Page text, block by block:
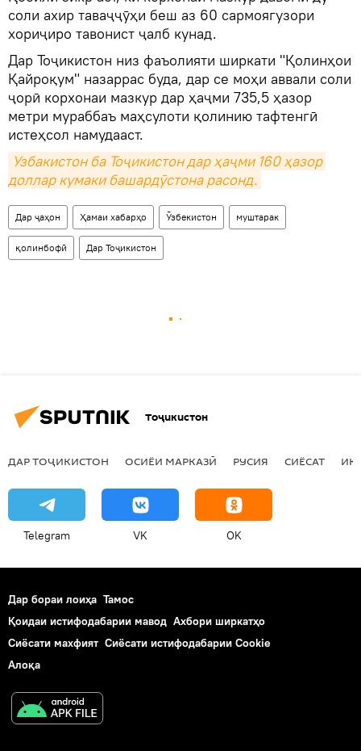
соли ахир таваҷҷӯҳи беш аз 60 сармоягузори
хориҷиро тавонист ҷалб кунад.
Дар Тоҷикистон низ фаъолияти ширкати "Қолинҳои
Қайроқум" назаррас буда, дар се моҳи аввали соли
ҷорӣ корхонаи мазкур дар ҳаҷми 735,5 ҳазор
метри мураббаъ маҳсулоти қолинию тафтенгӣ
истеҳсол намудааст.
Узбакистон ба Тоҷикистон дар ҳаҷми 160 ҳазор
доллар кумаки башардӯстона расонд.
Дар ҷаҳон Ҳамаи хабарҳо Ӯзбекистон муштарак
қолинбофӣ Дар Тоҷикистон
Тоҷикистон
ДАР ТОҶИКИСТОН ОСИЁИ МАРКАЗӢ РУСИЯ СИЁСАТ
Telegram VK OK
Дар бораи лоиҳа Тамос
Қоидаи истифодабарии мавод Ахбори ширкатҳо
Сиёсати махфият Сиёсати истифодабарии Cookie
Алоқа